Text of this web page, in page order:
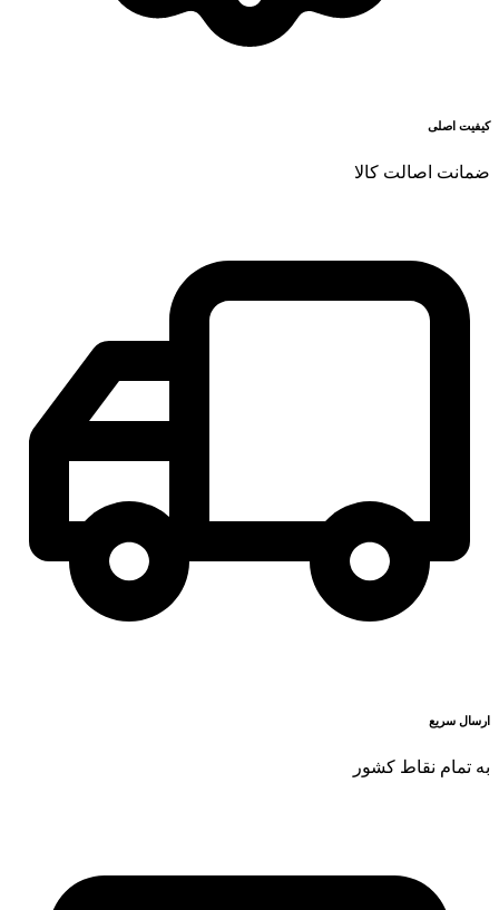
کیفیت اصلی
ضمانت اصالت کالا
ارسال سریع
به تمام نقاط کشور